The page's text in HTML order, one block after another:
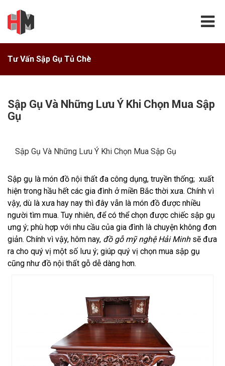
Tư Vấn Sập Gụ Tủ Chè
Sập Gụ Và Những Lưu Ý Khi Chọn Mua Sập
Gụ
Sập Gụ Và Những Lưu Ý Khi Chọn Mua Sập Gụ
Sập gụ là món đồ nội thất đa công dụng, truyền thống; xuất
hiện trong hầu hết các gia đình ở miền Bắc thời xưa. Chính vì
vậy, dù là xưa hay nay thì đây vẫn là món đồ được nhiều
người tìm mua. Tuy nhiên, để có thể chọn được chiếc sập gụ
ưng ý; phù hợp với nhu cầu của gia đình là chuyện không đơn
giản. Chính vì vậy, hôm nay, đồ gỗ mỹ nghệ Hải Minhsẽ đưa
ra cho quý vị một số lưu ý; giúp quý vị chọn mua sập gụ
cũng như đồ nội thất gỗ dễ dàng hơn.